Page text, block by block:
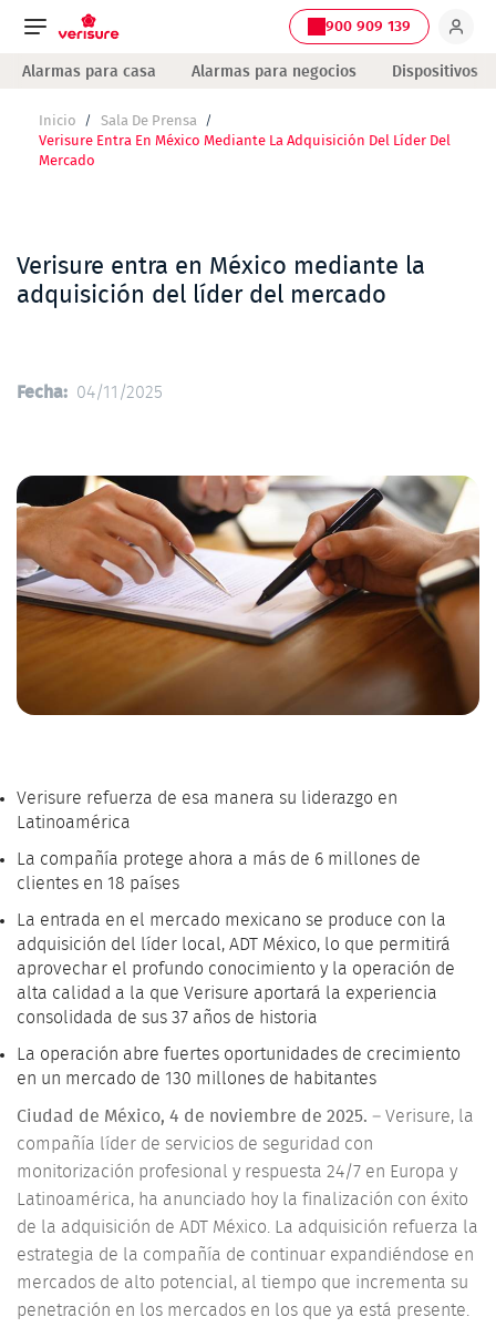
Navegación
Alarmas para casa Alarmas para negocios Dispositivos
900 909 139
Ruta
de
Inicio
Sala De Prensa
Verisure Entra En México Mediante La Adquisición Del Líder Del
Mercado
Verisure entra en México mediante la
adquisición del líder del mercado
Fecha 04/11/2025
Verisure refuerza de esa manera su liderazgo en
Latinoamérica
La compañía protege ahora a más de 6 millones de
clientes en 18 países
La entrada en el mercado mexicano se produce con la
adquisición del líder local, ADT México, lo que permitirá
aprovechar el profundo conocimiento y la operación de
alta calidad a la que Verisure aportará la experiencia
consolidada de sus 37 años de historia
La operación abre fuertes oportunidades de crecimiento
en un mercado de 130 millones de habitantes
Ciudad de México, 4 de noviembre de 2025. – Verisure, la
compañía líder de servicios de seguridad con
monitorización profesional y respuesta 24/7 en Europa y
Latinoamérica, ha anunciado hoy la finalización con éxito
de la adquisición de ADT México. La adquisición refuerza la
estrategia de la compañía de continuar expandiéndose en
mercados de alto potencial, al tiempo que incrementa su
penetración en los mercados en los que ya está presente.